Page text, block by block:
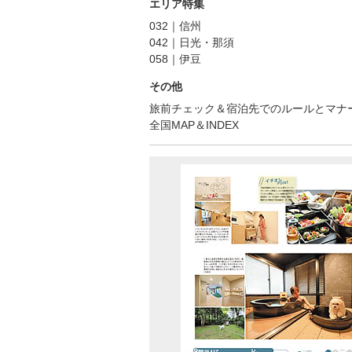
エリア特集
032｜信州
042｜日光・那須
058｜伊豆
その他
旅前チェック＆宿泊先でのルールとマナ
全国MAP＆INDEX